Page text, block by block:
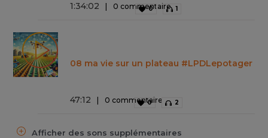
1:34:02 0 commentaire
0 1
08 ma vie sur un plateau #LPDLepotager
47:12 0 commentaire
0 2
Afficher des sons supplémentaires